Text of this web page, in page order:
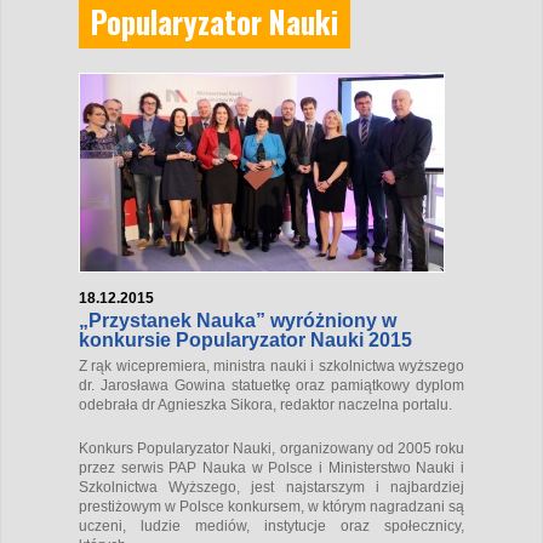
Popularyzator Nauki
18.12.2015
„Przystanek Nauka” wyróżniony w
konkursie Popularyzator Nauki 2015
Z rąk wicepremiera, ministra nauki i szkolnictwa wyższego
dr. Jarosława Gowina statuetkę oraz pamiątkowy dyplom
odebrała dr Agnieszka Sikora, redaktor naczelna portalu.
Konkurs Popularyzator Nauki, organizowany od 2005 roku
przez serwis PAP Nauka w Polsce i Ministerstwo Nauki i
Szkolnictwa Wyższego, jest najstarszym i najbardziej
prestiżowym w Polsce konkursem, w którym nagradzani są
uczeni, ludzie mediów, instytucje oraz społecznicy,